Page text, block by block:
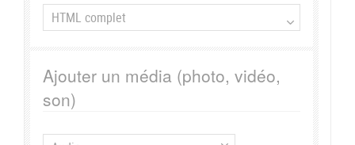
Ajouter un média (photo, vidéo,
son)